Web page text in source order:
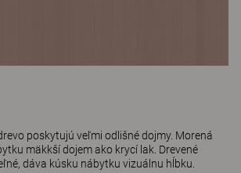
poskytujú veľmi odlišné dojmy. Morená
mäkkší dojem ako krycí lak. Drevené
dáva kúsku nábytku vizuálnu hĺbku.